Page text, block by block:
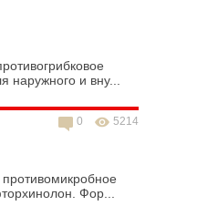
наружного и вну...
5214
0
Фор...